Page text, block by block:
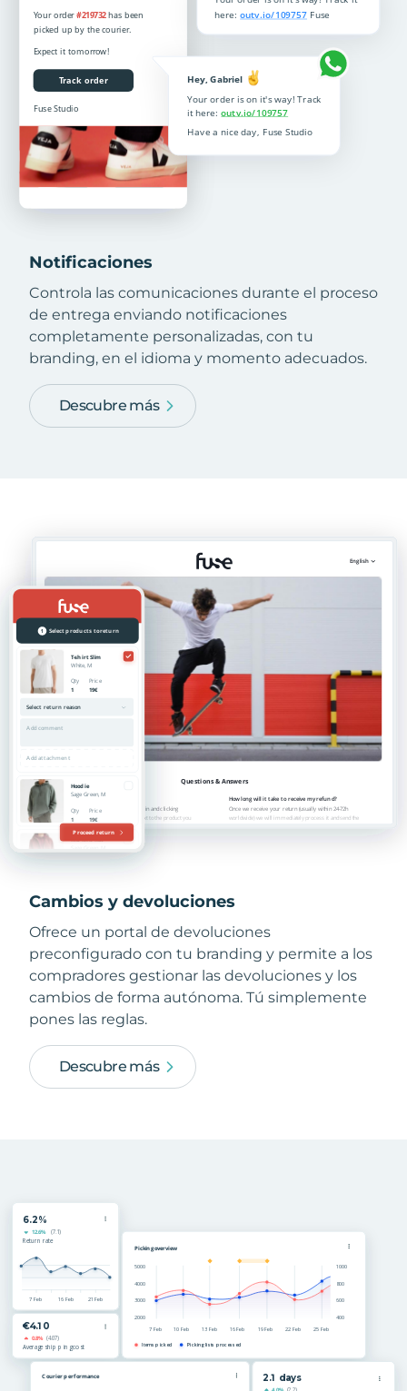
Notificaciones
Controla las comunicaciones durante el proceso
de entrega enviando notificaciones
completamente personalizadas, con tu
branding, en el idioma y momento adecuados.
Descubre más
Cambios y devoluciones
Ofrece un portal de devoluciones
preconfigurado con tu branding y permite a los
compradores gestionar las devoluciones y los
cambios de forma autónoma. Tú simplemente
pones las reglas.
Descubre más